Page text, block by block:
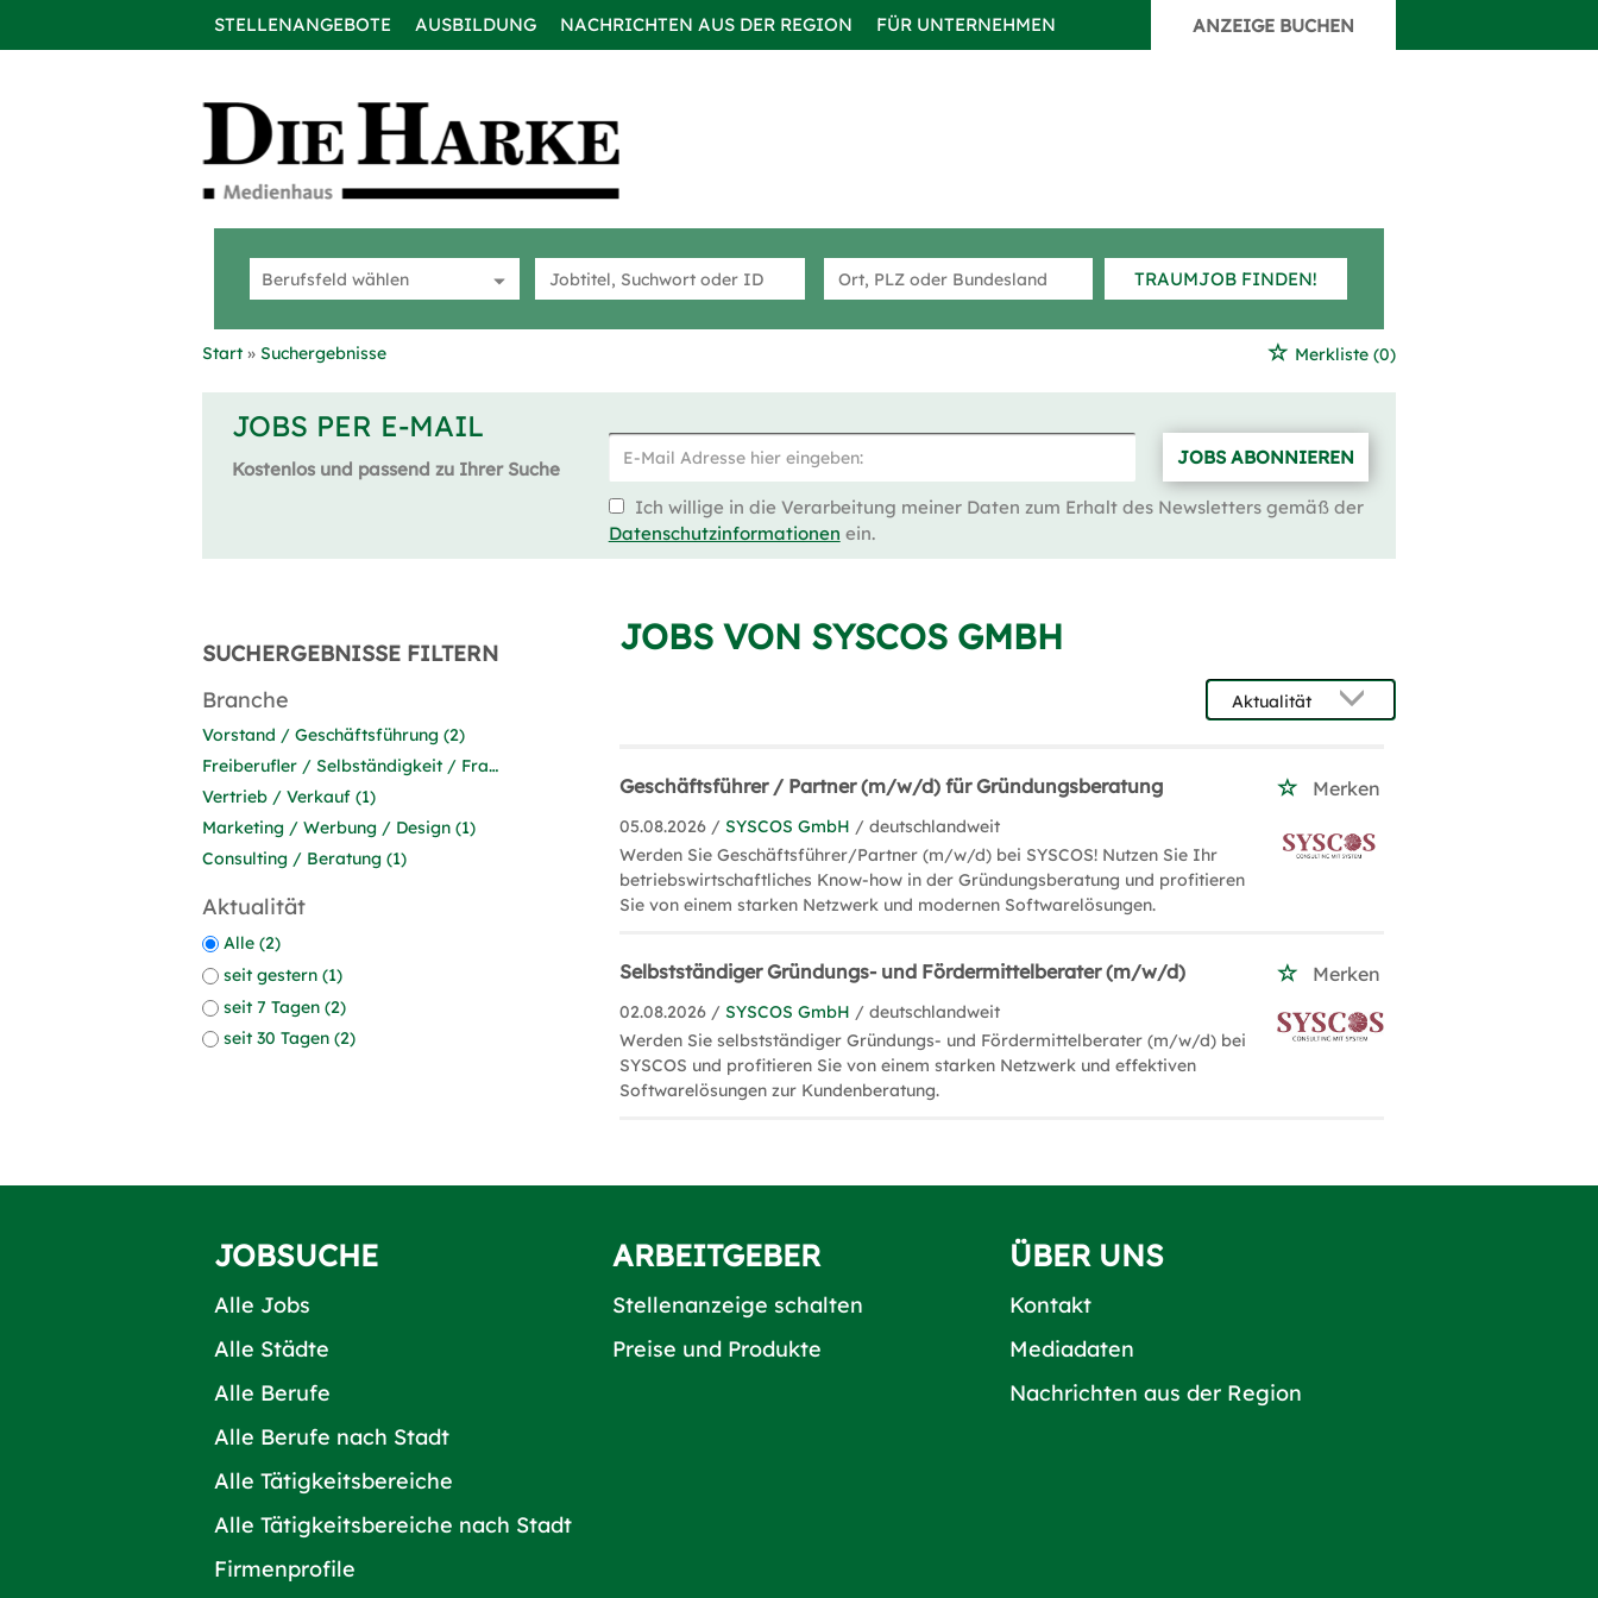
STELLENANGEBOTE AUSBILDUNG NACHRICHTEN AUS DER REGION FÜR UNTERNEHMEN ANZEIGE BUCHEN
TRAUMJOB FINDEN!
Start Suchergebnisse Merkliste (0)
JOBS PER E-MAIL
Kostenlos und passend zu Ihrer Suche
JOBS ABONNIEREN
Ich willige in die Verarbeitung meiner Daten zum Erhalt des Newsletters gemäß der
Datenschutzinformationen ein.
SUCHERGEBNISSE FILTERN
Branche
Vorstand / Geschäftsführung (2)
Freiberufler / Selbständigkeit / Franchise (2)
Vertrieb / Verkauf (1)
Marketing / Werbung / Design (1)
Consulting / Beratung (1)
Aktualität
Alle (2)
seit gestern (1)
seit 7 Tagen (2)
seit 30 Tagen (2)
JOBS VON SYSCOS GMBH
Geschäftsführer / Partner (m/w/d) für Gründungsberatung Merken
05.08.2026 /SYSCOS GmbH / deutschlandweit
Werden Sie Geschäftsführer/Partner (m/w/d) bei SYSCOS! Nutzen Sie Ihr
betriebswirtschaftliches Know-how in der Gründungsberatung und profitieren
Sie von einem starken Netzwerk und modernen Softwarelösungen.
Selbstständiger Gründungs- und Fördermittelberater (m/w/d) Merken
02.08.2026 /SYSCOS GmbH / deutschlandweit
Werden Sie selbstständiger Gründungs- und Fördermittelberater (m/w/d) bei
SYSCOS und profitieren Sie von einem starken Netzwerk und effektiven
Softwarelösungen zur Kundenberatung.
JOBSUCHE
Alle Jobs
Alle Städte
Alle Berufe
Alle Berufe nach Stadt
Alle Tätigkeitsbereiche
Alle Tätigkeitsbereiche nach Stadt
Firmenprofile
ARBEITGEBER
Stellenanzeige schalten
Preise und Produkte
ÜBER UNS
Kontakt
Mediadaten
Nachrichten aus der Region